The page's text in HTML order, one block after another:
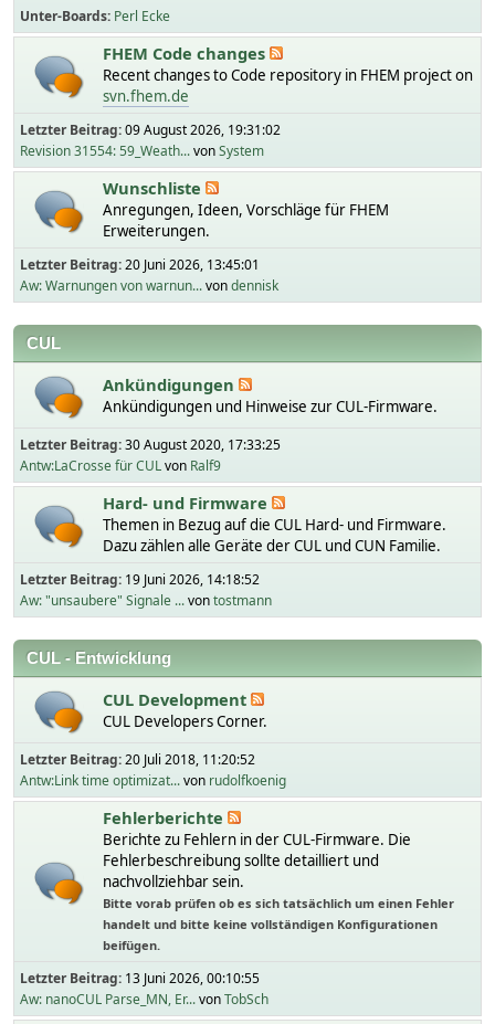
Unter-Boards Perl Ecke
FHEM Code changes
Recent changes to Code repository in FHEM project on
svn.fhem.de
Letzter Beitrag:09 August 2026, 19:31:02
Revision 31554: 59_Weath...vonSystem
Wunschliste
Anregungen, Ideen, Vorschläge für FHEM
Erweiterungen.
Letzter Beitrag:20 Juni 2026, 13:45:01
Aw: Warnungen von warnun...vondennisk
CUL
Ankündigungen
Ankündigungen und Hinweise zur CUL-Firmware.
Letzter Beitrag:30 August 2020, 17:33:25
Antw:LaCrosse für CULvon Ralf9
Hard- und Firmware
Themen in Bezug auf die CUL Hard- und Firmware.
Dazu zählen alle Geräte der CUL und CUN Familie.
Letzter Beitrag: 19 Juni 2026, 14:18:52
Aw: "unsaubere" Signale ...vontostmann
CUL - Entwicklung
CUL Development
CUL Developers Corner.
Letzter Beitrag:20 Juli 2018, 11:20:52
Antw:Link time optimizat...von rudolfkoenig
Fehlerberichte
Berichte zu Fehlern in der CUL-Firmware. Die
Fehlerbeschreibung sollte detailliert und
nachvollziehbar sein.
Bitte vorab prüfen ob es sich tatsächlich um einen Fehler
handelt und bitte keine vollständigen Konfigurationen
beifügen.
Letzter Beitrag: 13 Juni 2026, 00:10:55
Aw: nanoCUL Parse_MN, Er...vonTobSch